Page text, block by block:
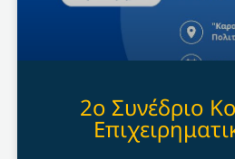
2o Συνέδριο